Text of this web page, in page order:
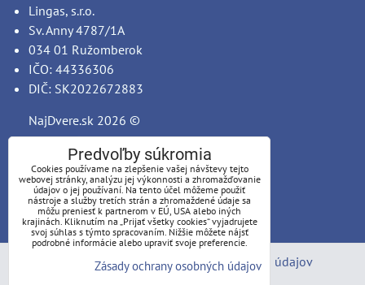
Lingas, s.r.o.
Sv. Anny 4787/1A
034 01 Ružomberok
IČO: 44336306
DIČ: SK2022672883
NajDvere.sk 2026 ©
Predvoľby súkromia
Zásady ochrany osobných údajov
Predvoľby súkromia
Cookies používame na zlepšenie vašej návštevy tejto
webovej stránky, analýzu jej výkonnosti a zhromažďovanie
údajov o jej používaní. Na tento účel môžeme použiť
nástroje a služby tretích strán a zhromaždené údaje sa
môžu preniesť k partnerom v EÚ, USA alebo iných
krajinách. Kliknutím na „Prijať všetky cookies“ vyjadrujete
svoj súhlas s týmto spracovaním. Nižšie môžete nájsť
podrobné informácie alebo upraviť svoje preferencie.
Zásady ochrany osobných údajov